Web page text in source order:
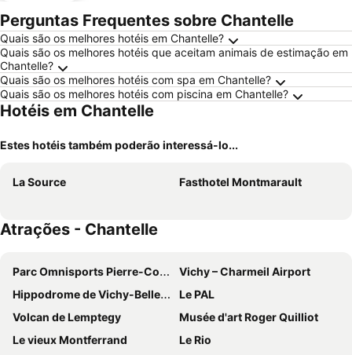
Perguntas Frequentes sobre Chantelle
Quais são os melhores hotéis em Chantelle?
Quais são os melhores hotéis que aceitam animais de estimação em
Chantelle?
Quais são os melhores hotéis com spa em Chantelle?
Quais são os melhores hotéis com piscina em Chantelle?
Hotéis em Chantelle
Estes hotéis também poderão interessá-lo...
La Source Fasthotel Montmarault
Atrações - Chantelle
Parc Omnisports Pierre-Coulon
Vichy – Charmeil Airport
Hippodrome de Vichy-Bellerive
Le PAL
Volcan de Lemptegy
Musée d'art Roger Quilliot
Le vieux Montferrand
Le Rio